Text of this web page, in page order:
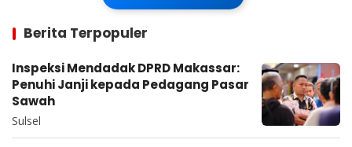
Berita Terpopuler
Inspeksi Mendadak DPRD Makassar:
Penuhi Janji kepada Pedagang Pasar
Sawah
Sulsel